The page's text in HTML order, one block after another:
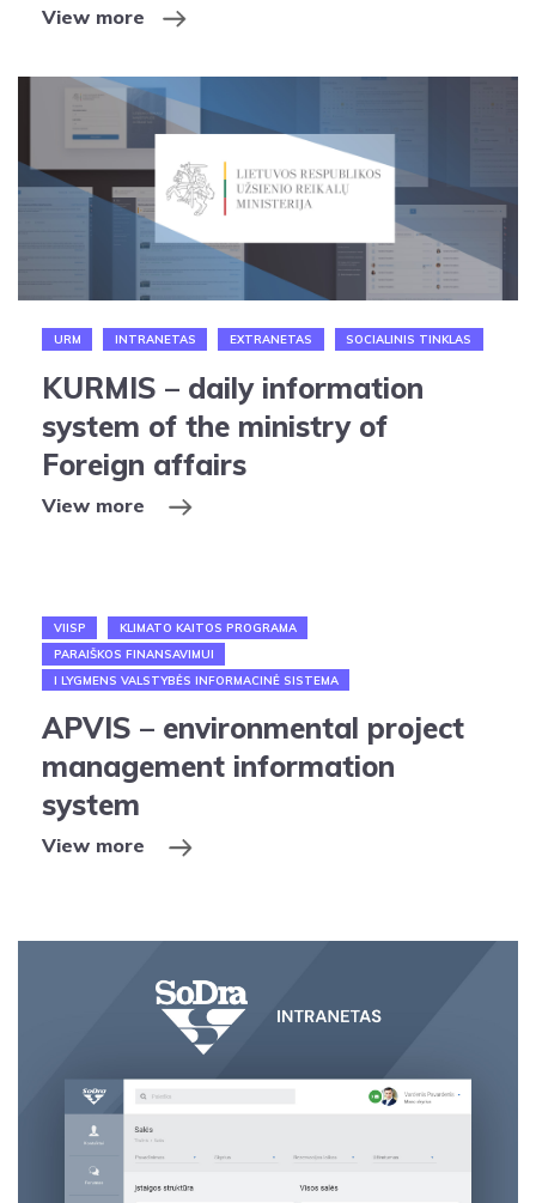
View more
URM INTRANETAS EXTRANETAS SOCIALINIS TINKLAS
KURMIS – daily information
system of the ministry of
Foreign affairs
View more
VIISP
KLIMATO KAITOS PROGRAMA
PARAIŠKOS FINANSAVIMUI
I LYGMENS VALSTYBĖS INFORMACINĖ SISTEMA
APVIS – environmental project
management information
system
View more